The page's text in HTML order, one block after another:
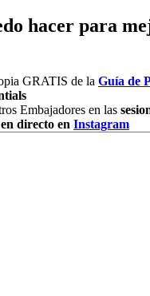
hacer para
GRATIS de la Guía de
Embajadores en las
directo en Instagram